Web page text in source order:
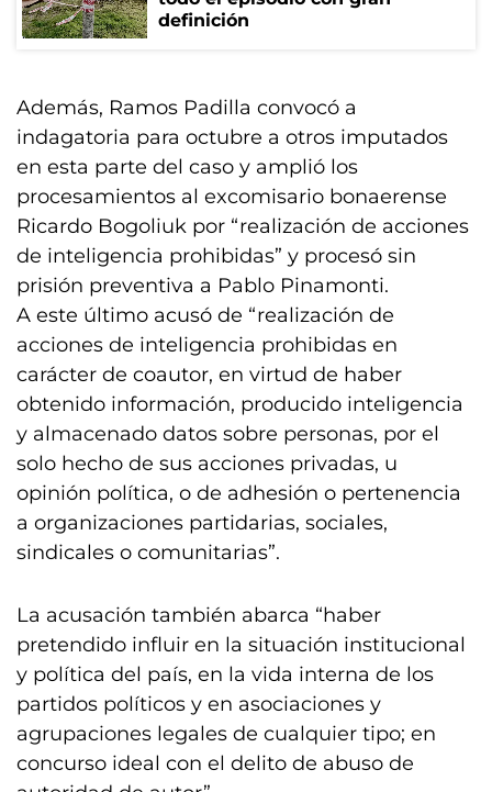
definición
Además, Ramos Padilla convocó a
indagatoria para octubre a otros imputados
en esta parte del caso y amplió los
procesamientos al excomisario bonaerense
Ricardo Bogoliuk por “realización de acciones
de inteligencia prohibidas” y procesó sin
prisión preventiva a Pablo Pinamonti.
A este último acusó de “realización de
acciones de inteligencia prohibidas en
carácter de coautor, en virtud de haber
obtenido información, producido inteligencia
y almacenado datos sobre personas, por el
solo hecho de sus acciones privadas, u
opinión política, o de adhesión o pertenencia
a organizaciones partidarias, sociales,
sindicales o comunitarias”.
La acusación también abarca “haber
pretendido influir en la situación institucional
y política del país, en la vida interna de los
partidos políticos y en asociaciones y
agrupaciones legales de cualquier tipo; en
concurso ideal con el delito de abuso de